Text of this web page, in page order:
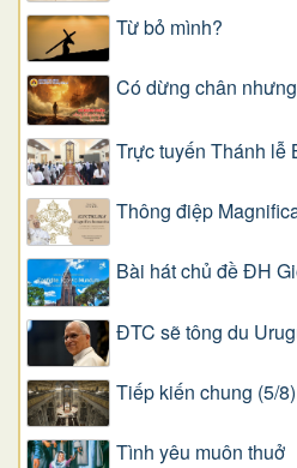
Từ bỏ mình?
Có dừng chân
Trực tuyến Thánh lễ
Thông điệp
Bài hát chủ đề ĐH
ĐTC sẽ tông du
Tiếp kiến chung (5/8)
Tình yêu muôn thuở